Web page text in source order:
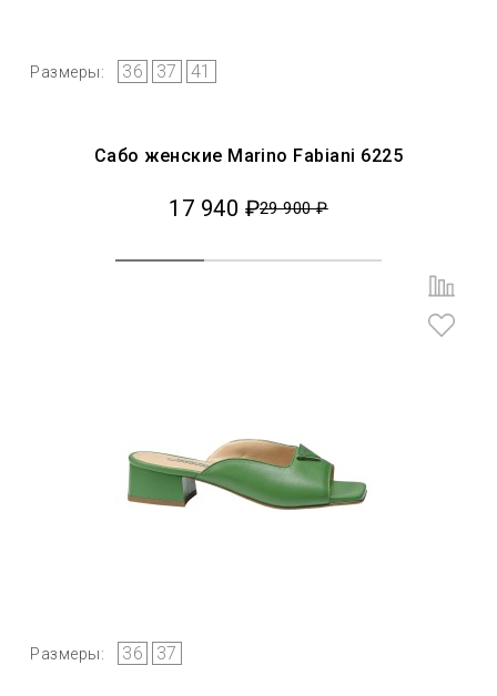
Размеры: 36 37 41
Сaбо женские Marino Fabiani 6225
17 940 ₽29 900 ₽
Размеры: 36 37